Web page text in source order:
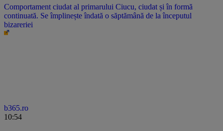
Comportament ciudat al primarului Ciucu, ciudat și în formă
continuată. Se împlinește îndată o săptămână de la începutul
bizareriei
b365.ro
10:54